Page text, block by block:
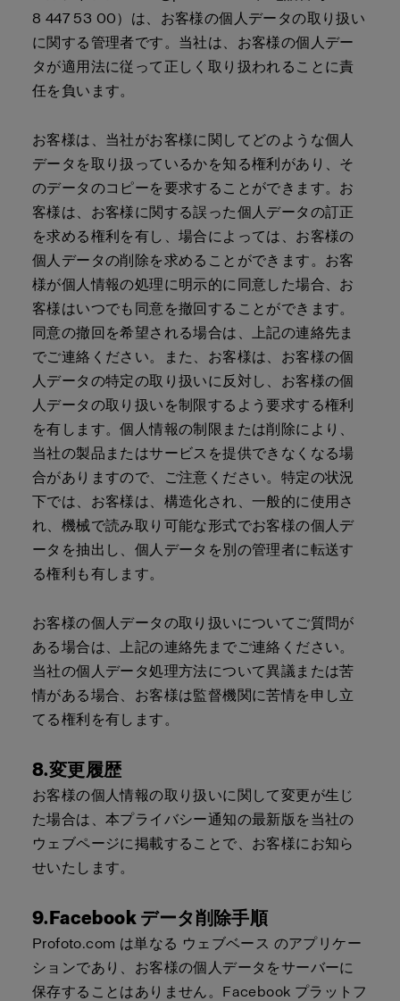
8 447 53 00）は、お客様の個人データの取り扱い
に関する管理者です。当社は、お客様の個人デー
タが適用法に従って正しく取り扱われることに責
任を負います。
お客様は、当社がお客様に関してどのような個人
データを取り扱っているかを知る権利があり、そ
のデータのコピーを要求することができます。お
客様は、お客様に関する誤った個人データの訂正
を求める権利を有し、場合によっては、お客様の
個人データの削除を求めることができます。お客
様が個人情報の処理に明示的に同意した場合、お
客様はいつでも同意を撤回することができます。
同意の撤回を希望される場合は、上記の連絡先ま
でご連絡ください。また、お客様は、お客様の個
人データの特定の取り扱いに反対し、お客様の個
人データの取り扱いを制限するよう要求する権利
を有します。個人情報の制限または削除により、
当社の製品またはサービスを提供できなくなる場
合がありますので、ご注意ください。特定の状況
下では、お客様は、構造化され、一般的に使用さ
れ、機械で読み取り可能な形式でお客様の個人デ
ータを抽出し、個人データを別の管理者に転送す
る権利も有します。
お客様の個人データの取り扱いについてご質問が
ある場合は、上記の連絡先までご連絡ください。
当社の個人データ処理方法について異議または苦
情がある場合、お客様は監督機関に苦情を申し立
てる権利を有します。
8.変更履歴
お客様の個人情報の取り扱いに関して変更が生じ
た場合は、本プライバシー通知の最新版を当社の
ウェブページに掲載することで、お客様にお知ら
せいたします。
9.Facebook データ削除手順
Profoto.com は単なる ウェブベース のアプリケー
ションであり、お客様の個人データをサーバーに
保存することはありません。Facebook プラットフ